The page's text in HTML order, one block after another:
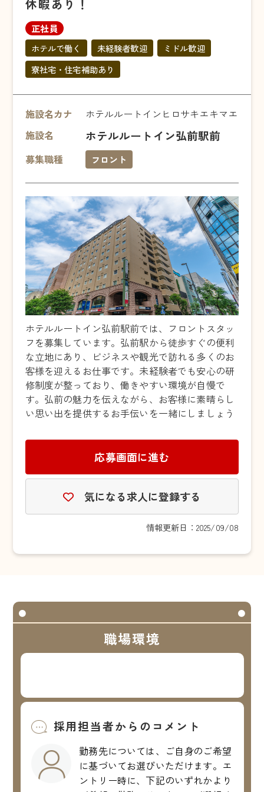
休暇あり！
正社員
ホテルで働く 未経験者歓迎
ミドル歓迎
寮社宅・住宅補助あり
施設名カナ
ホテルルートインヒロサキエキマエ
施設名
ホテルルートイン弘前駅前
募集職種 フロント
ホテルルートイン弘前駅前では、フロントスタッ
フを募集しています。弘前駅から徒歩すぐの便利
な立地にあり、ビジネスや観光で訪れる多くのお
客様を迎えるお仕事です。未経験者でも安心の研
修制度が整っており、働きやすい環境が自慢で
す。弘前の魅力を伝えながら、お客様に素晴らし
い思い出を提供するお手伝いを一緒にしましょう
応募画面に進む
気になる求人に登録する
情報更新日：2025/09/08
職場環境
採用担当者からのコメント
勤務先については、ご自身のご希望
に基づいてお選びいただけます。エ
ントリー時に、下記のいずれかより